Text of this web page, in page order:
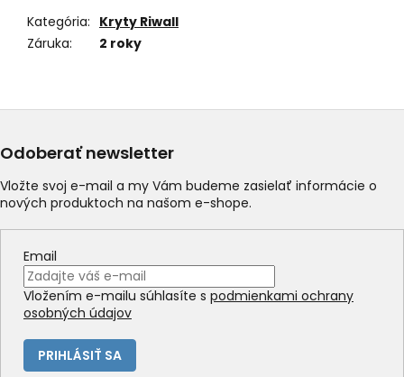
Kategória: Kryty Riwall
Záruka: 2 roky
Odoberať newsletter
Vložte svoj e-mail a my Vám budeme zasielať informácie o
nových produktoch na našom e-shope.
Email
Vložením e-mailu súhlasíte s podmienkami ochrany
osobných údajov
PRIHLÁSIŤ SA